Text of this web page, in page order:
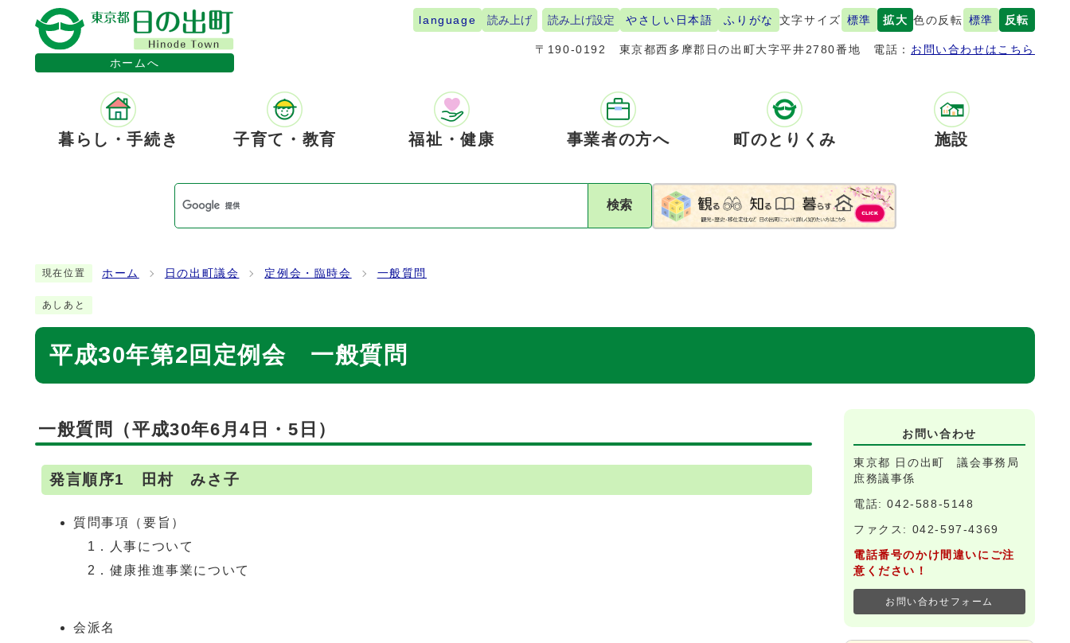
ホームへ
language 読み上げ 読み上げ設定 やさしい日本語 ふりがな 文字サイズ 標準 拡大 色の反転 標準 反転
〒190-0192 東京都西多摩郡日の出町大字平井2780番地 電話： お問い合わせはこちら
暮らし・手続き 子育て・教育 福祉・健康 事業者の方へ 町のとりくみ 施設
検索
現在位置 ホーム 日の出町議会 定例会・臨時会 一般質問
あしあと
平成30年第2回定例会 一般質問
一般質問（平成30年6月4日・5日）
発言順序1 田村 みさ子
質問事項（要旨）
1．人事について
2．健康推進事業について
会派名
お問い合わせ
東京都 日の出町 議会事務局
庶務議事係
電話: 042-588-5148
ファクス: 042-597-4369
電話番号のかけ間違いにご注
意ください！
お問い合わせフォーム